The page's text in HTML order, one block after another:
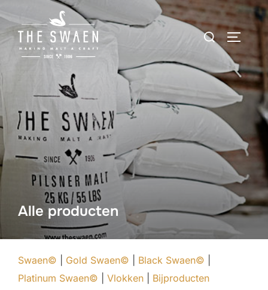
naar
inhoud
Zoek
naar:
Alle producten
Swaen© Gold Swaen© Black Swaen©
Platinum Swaen©
Vlokken Bijproducten